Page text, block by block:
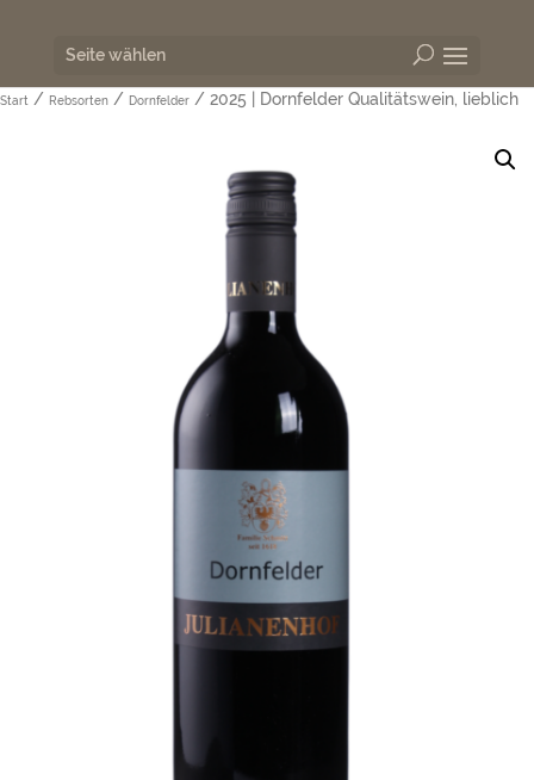
Seite wählen
Start / Rebsorten / Dornfelder / 2025 | Dornfelder Qualitätswein, lieblich